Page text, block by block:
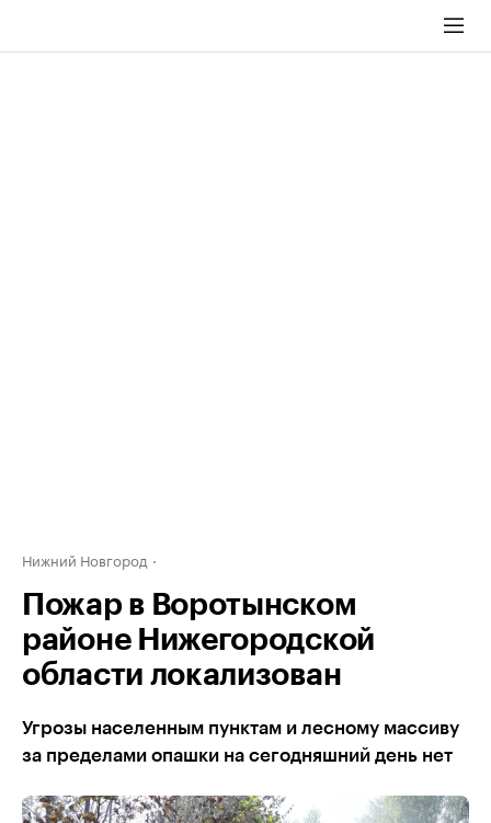
Нижний Новгород
Пожар в Воротынском
районе Нижегородской
области локализован
Угрозы населенным пунктам и лесному массиву
за пределами опашки на сегодняшний день нет